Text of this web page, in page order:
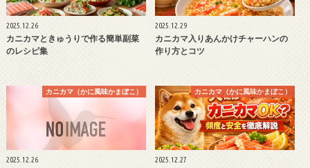
2025.12.26
カニカマときゅうりで作る簡単副菜
のレシピ集
2025.12.29
カニカマ入りあんかけチャーハンの
作り方とコツ
カニカマ（かに風味かまぼこ）
2025.12.26
カニカマ（かに風味かまぼこ）
2025.12.27